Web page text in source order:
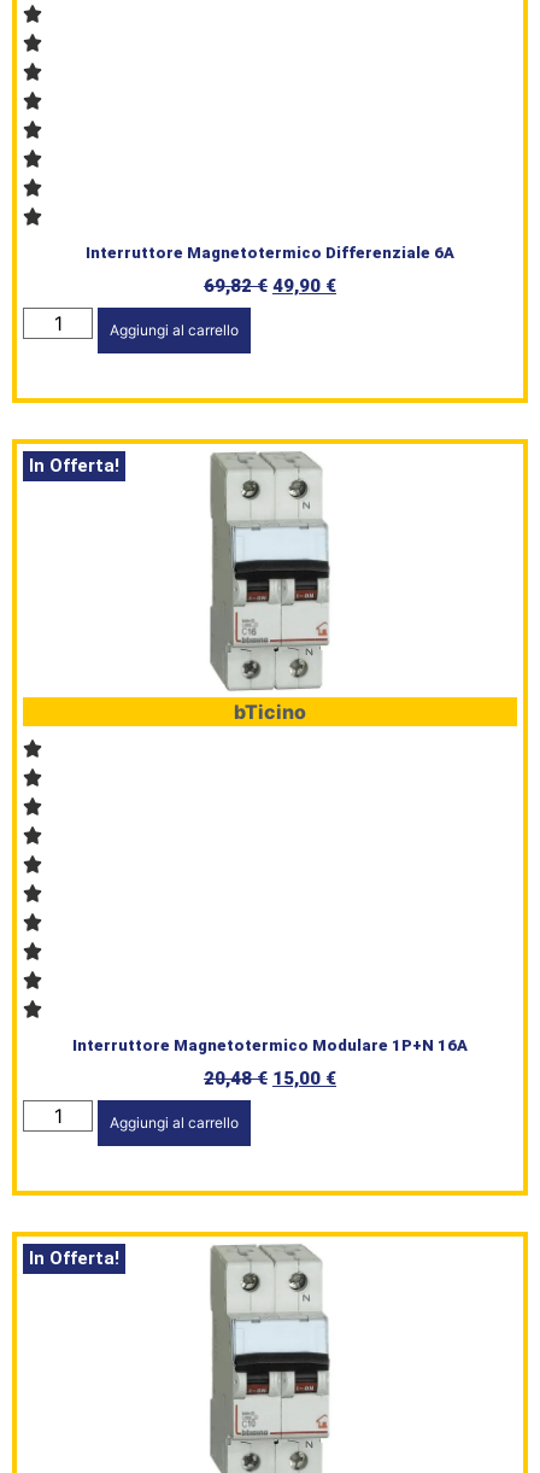
del Caffè
Prodotti
Interruttore Magnetotermico Differenziale 6A
69,82€ 49,90 €
Aggiungi al carrello
In Offerta!
bTicino
Interruttore Magnetotermico Modulare 1P+N 16A
20,48€ 15,00 €
Aggiungi al carrello
In Offerta!